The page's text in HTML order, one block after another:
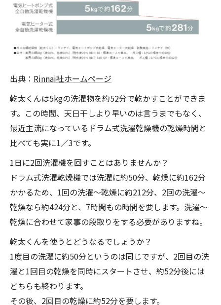
出典： Rinnai社ホームページ
乾太くんは5kgの洗濯物を約52分で乾かすことができま
す。この時間、天日干しより早いのは言うまでもなく、
最近主流になっているドラム式洗濯乾燥機の乾燥時間と
比べても実に1／3です。
1日に2回洗濯機を回すことはありませんか？
ドラム式洗濯乾燥機では洗濯に約50分、乾燥に約162分
かかるため、1回の洗濯～乾燥に約212分、2回の洗濯～
乾燥なら約424分と、7時間もの時間を要します。洗濯～
乾燥に合わせて家事の段取りをする必要がありますね。
乾太くんを使うとどうなるでしょうか？
1度目の洗濯に約50分というのは同じですが、2回目の洗
濯と1回目の乾燥を同時にスタートさせ、約52分後には
どちらも終わります。
その後、2回目の乾燥に約52分を要します。